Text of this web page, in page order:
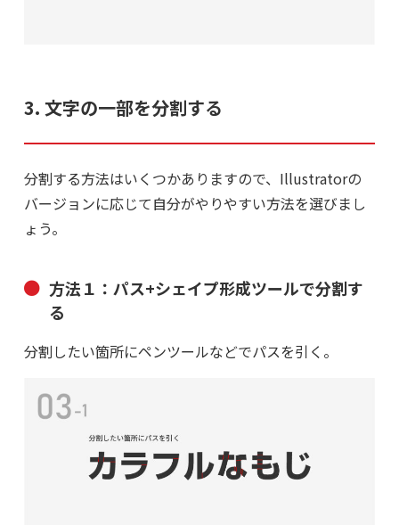
3. 文字の一部を分割する
分割する方法はいくつかありますので、Illustratorの
バージョンに応じて自分がやりやすい方法を選びまし
ょう。
方法１：パス+シェイプ形成ツールで分割す
る
分割したい箇所にペンツールなどでパスを引く。